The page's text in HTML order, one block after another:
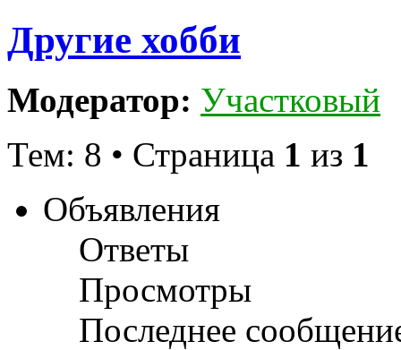
Другие хобби
Модератор: Участковый
Тем: 8 • Страница 1 из 1
Объявления
Ответы
Просмотры
Последнее